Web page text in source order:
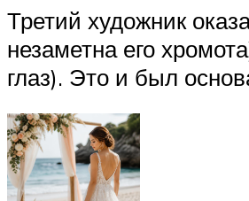
Третий художник
незаметна его
глаз). Это и был